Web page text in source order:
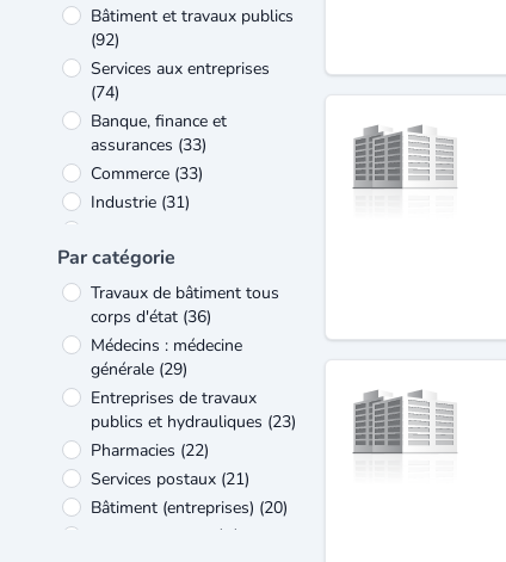
Bâtiment et travaux publics
(92)
Services aux entreprises
(74)
Banque, finance et
assurances (33)
Commerce (33)
Industrie (31)
Equipement électrique et
électronique (24)
Voyages, tourisme et loisirs
(21)
Verre et matériaux de
construction(20)
Par catégorie
Travaux de bâtiment tous
corps d'état (36)
Médecins : médecine
générale (29)
Entreprises de travaux
publics et hydrauliques (23)
Pharmacies (22)
Services postaux (21)
Bâtiment (entreprises) (20)
Assurances (sociétés,